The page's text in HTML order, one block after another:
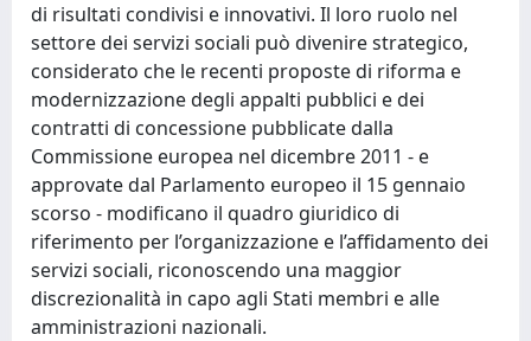
di risultati condivisi e innovativi. Il loro ruolo nel
settore dei servizi sociali può divenire strategico,
considerato che le recenti proposte di riforma e
modernizzazione degli appalti pubblici e dei
contratti di concessione pubblicate dalla
Commissione europea nel dicembre 2011 - e
approvate dal Parlamento europeo il 15 gennaio
scorso - modificano il quadro giuridico di
riferimento per l’organizzazione e l’affidamento dei
servizi sociali, riconoscendo una maggior
discrezionalità in capo agli Stati membri e alle
amministrazioni nazionali.